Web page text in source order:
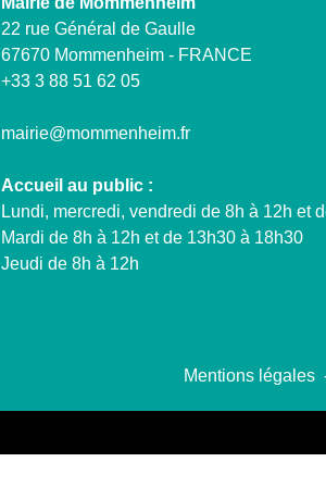
22 rue Général de Gaulle
67670 Mommenheim - FRANCE
+33 3 88 51 62 05
mairie@mommenheim.fr
Accueil au public :
Lundi, mercredi, vendredi de 8h à 12h et
Mardi de 8h à 12h et de 13h30 à 18h30
Jeudi de 8h à 12h
Mentions légales